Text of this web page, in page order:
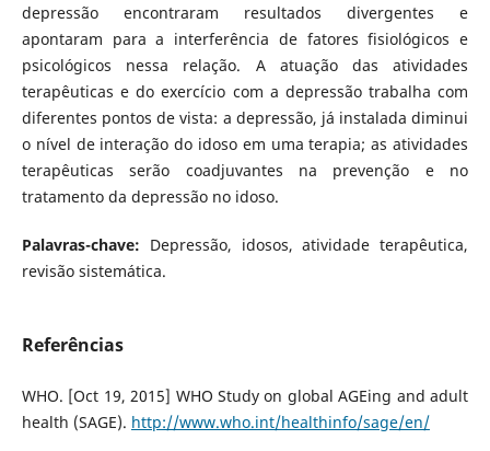
depressão encontraram resultados divergentes e
apontaram para a interferência de fatores fisiológicos e
psicológicos nessa relação. A atuação das atividades
terapêuticas e do exercício com a depressão trabalha com
diferentes pontos de vista: a depressão, já instalada diminui
o nível de interação do idoso em uma terapia; as atividades
terapêuticas serão coadjuvantes na prevenção e no
tratamento da depressão no idoso.
Palavras-chave: Depressão, idosos, atividade terapêutica,
revisão sistemática.
Referências
WHO. [Oct 19, 2015] WHO Study on global AGEing and adult
health (SAGE). http://www.who.int/healthinfo/sage/en/